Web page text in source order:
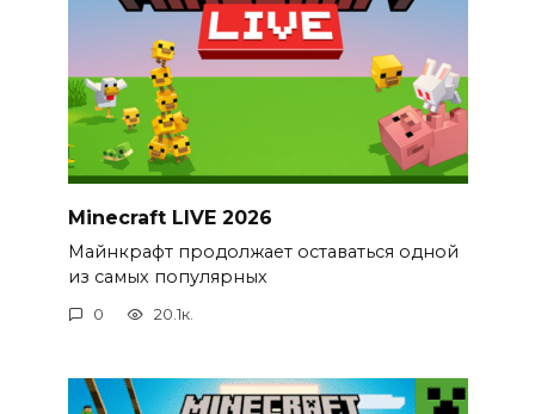
Minecraft LIVE 2026
Майнкрафт продолжает оставаться одной
из самых популярных
0 20.1к.